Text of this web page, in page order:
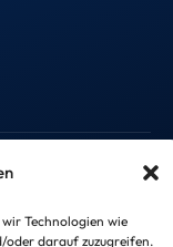
Technologien wie
oder darauf zuzugreifen.